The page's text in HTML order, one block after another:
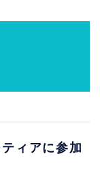
ィアに参加